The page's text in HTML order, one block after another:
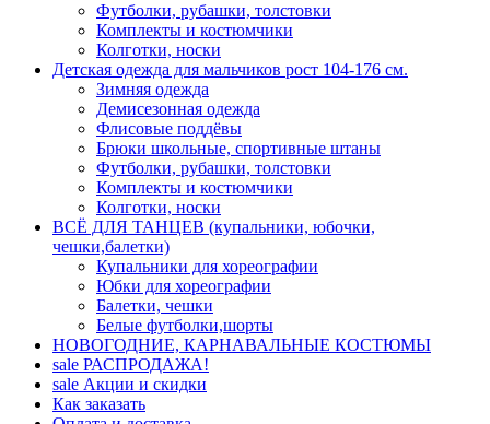
Футболки, рубашки, толстовки
Комплекты и костюмчики
Колготки, носки
Детская одежда для мальчиков рост 104-176 см.
Зимняя одежда
Демисезонная одежда
Флисовые поддёвы
Брюки школьные, спортивные штаны
Футболки, рубашки, толстовки
Комплекты и костюмчики
Колготки, носки
ВСЁ ДЛЯ ТАНЦЕВ (купальники, юбочки,
чешки,балетки)
Купальники для хореографии
Юбки для хореографии
Балетки, чешки
Белые футболки,шорты
НОВОГОДНИЕ, КАРНАВАЛЬНЫЕ КОСТЮМЫ
sale РАСПРОДАЖА!
sale Акции и скидки
Как заказать